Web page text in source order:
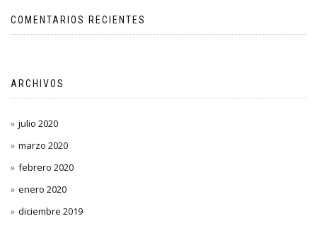
COMENTARIOS RECIENTES
ARCHIVOS
julio 2020
marzo 2020
febrero 2020
enero 2020
diciembre 2019